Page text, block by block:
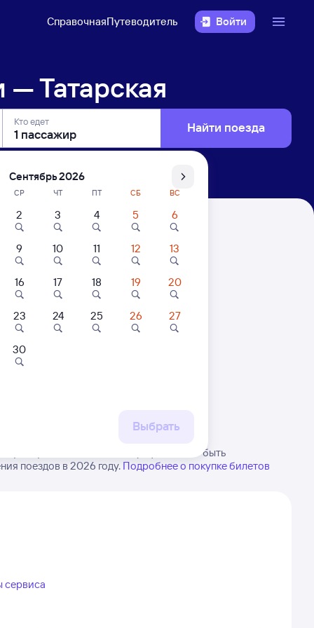
СправочнаяПутеводитель Войти
Татарская
Кто едет Найти поезда
Будьте внимательны, график может быть
поездов в 2026 году. Подробнее о покупке билетов
сервиса
Сентябрь 2026
СР ЧТ ПТ СБ ВС
2 3 4 5 6
9 10 11 12 13
16 17 18 19 20
23 24 25 26 27
30
Выбрать